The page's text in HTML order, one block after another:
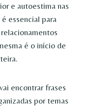
e autoestima nas
essencial para
é o início de
encontrar frases
por temas